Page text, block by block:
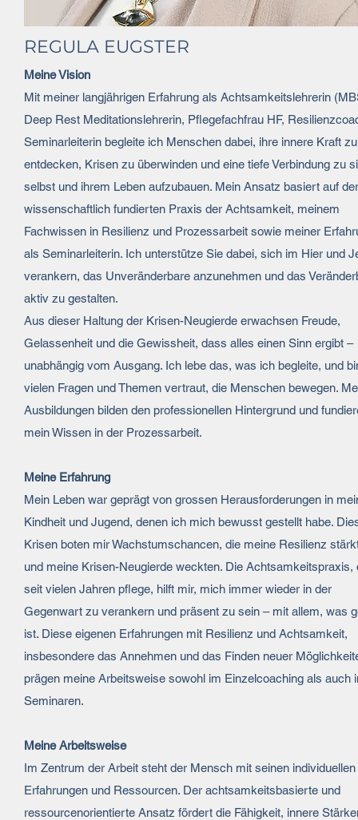
REGULA EUGSTER
Meine Vision
Mit meiner langjährigen Erfahrung als Achtsamkeitslehrerin
Deep Rest Meditationslehrerin, Pflegefachfrau HF,
Seminarleiterin begleite ich Menschen dabei, ihre innere Kraft zu
entdecken, Krisen zu überwinden und eine tiefe Verbindung zu
selbst und ihrem Leben aufzubauen. Mein Ansatz basiert auf der
wissenschaftlich fundierten Praxis der Achtsamkeit, meinem
Fachwissen in Resilienz und Prozessarbeit sowie meiner
als Seminarleiterin. Ich unterstütze Sie dabei, sich im Hier und
verankern, das Unveränderbare anzunehmen und das
aktiv zu gestalten.
Aus dieser Haltung der Krisen-Neugierde erwachsen Freude,
Gelassenheit und die Gewissheit, dass alles einen Sinn ergibt –
unabhängig vom Ausgang. Ich lebe das, was ich begleite, und
vielen Fragen und Themen vertraut, die Menschen bewegen.
Ausbildungen bilden den professionellen Hintergrund und
mein Wissen in der Prozessarbeit.
Meine Erfahrung
Mein Leben war geprägt von grossen Herausforderungen in
Kindheit und Jugend, denen ich mich bewusst gestellt habe.
Krisen boten mir Wachstumschancen, die meine Resilienz
und meine Krisen-Neugierde weckten. Die Achtsamkeitspraxis,
seit vielen Jahren pflege, hilft mir, mich immer wieder in der
Gegenwart zu verankern und präsent zu sein – mit allem, was
ist. Diese eigenen Erfahrungen mit Resilienz und Achtsamkeit,
insbesondere das Annehmen und das Finden neuer
prägen meine Arbeitsweise sowohl im Einzelcoaching als auch
Seminaren.
Meine Arbeitsweise
Im Zentrum der Arbeit steht der Mensch mit seinen individuellen
Erfahrungen und Ressourcen. Der achtsamkeitsbasierte und
ressourcenorientierte Ansatz fördert die Fähigkeit, innere